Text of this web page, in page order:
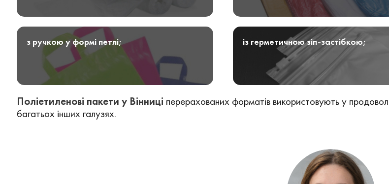
з ручкою у формі петлі; із герметичною зіп-застібкою;
Поліетиленові пакети у Вінниці перерахованих форматів використовують у
багатьох інших галузях.